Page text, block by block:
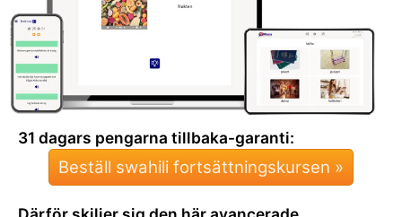
31 dagars pengarna tillbaka-garanti:
Beställ swahili fortsättningskursen »